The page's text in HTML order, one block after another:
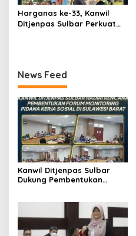
Harganas ke-33, Kanwil
Ditjenpas Sulbar Perkuat
News Feed
Kanwil Ditjenpas Sulbar
Dukung Pembentukan